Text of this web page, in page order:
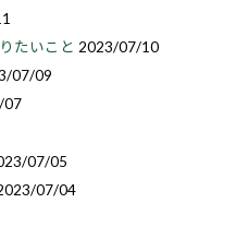
たいこと 2023/07/10
07/09
07
07/05
07/04